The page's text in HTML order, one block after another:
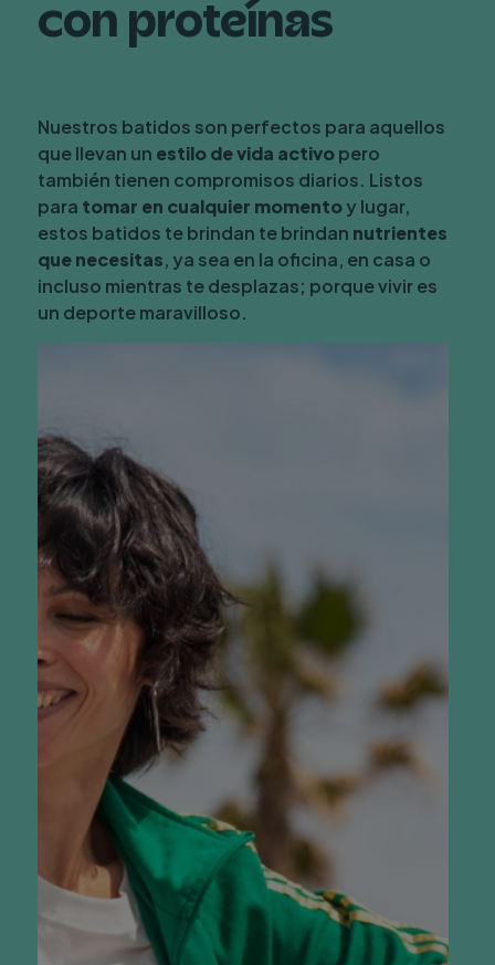
Proteínas 7.6g
VRN 0%
De las cuales saturadas 0.1g
VRN 1%
Hidratos de carbono 3,5g
VRN 1%
Calcio183mg
Sal 0.18g
Vitamina D 0.45μg
VRN 9
Vitamina B6 0.07mg
Vitamina B12 0.11μg
Ácido fólico B9
VRN 9%
con proteínas
Nuestros batidos son perfectos para aquellos
que llevan un estilo de vida activopero
también tienen compromisos diarios. Listos
para tomar en cualquier momentoy lugar,
estos batidos te brindan te brindan nutrientes
que necesitas, ya sea en la oficina, en casa o
incluso mientras te desplazas; porque vivir es
un deporte maravilloso.